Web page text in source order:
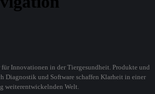
Innovationen in der Tiergesundheit. Produkte und
Diagnostik und Software schaffen Klarheit in einer
weiterentwickelnden Welt.